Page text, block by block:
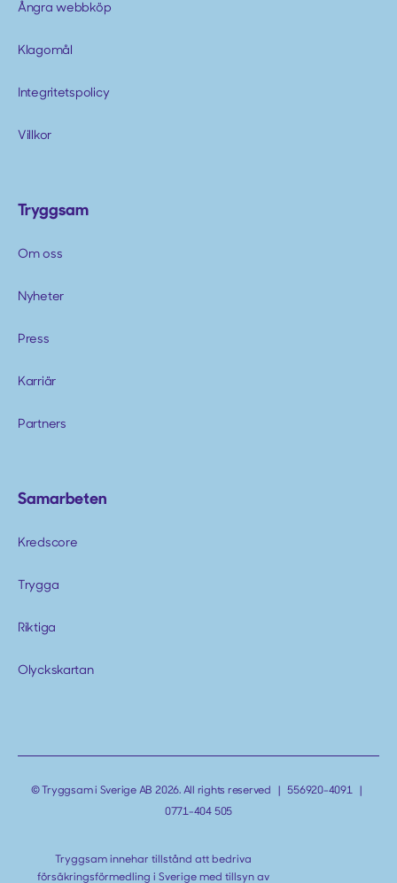
Ångra webbköp
Klagomål
Integritetspolicy
Villkor
Tryggsam
Om oss
Nyheter
Press
Karriär
Partners
Samarbeten
Kredscore
Trygga
Riktiga
Olyckskartan
© Tryggsam i Sverige AB 2026. All rights reserved | 556920-4091 |
0771-404 505
Tryggsam innehar tillstånd att bedriva
försäkringsförmedling i Sverige med tillsyn av